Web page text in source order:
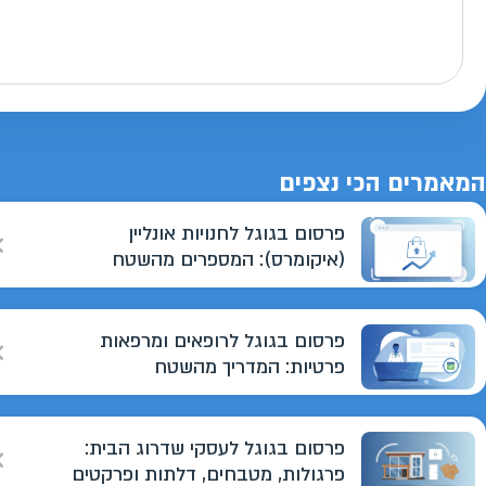
המאמרים הכי נצפים
פרסום בגוגל לחנויות אונליין
(איקומרס): המספרים מהשטח
פרסום בגוגל לרופאים ומרפאות
פרטיות: המדריך מהשטח
פרסום בגוגל לעסקי שדרוג הבית:
פרגולות, מטבחים, דלתות ופרקטים